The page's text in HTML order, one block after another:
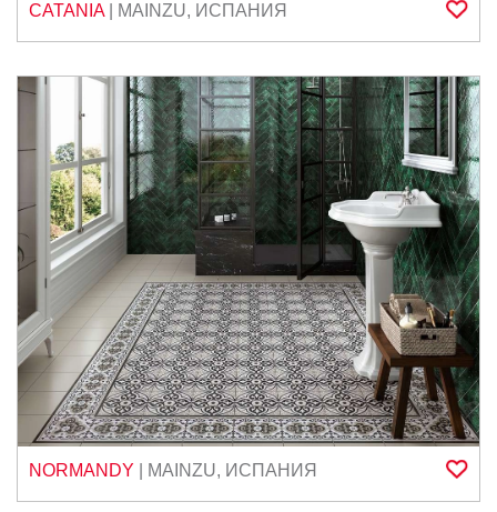
CATANIA| MAINZU, ИСПАНИЯ
NORMANDY MAINZU, ИСПАНИЯ